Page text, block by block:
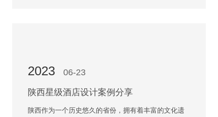
2023 06-23
陕西星级酒店设计案例分享
陕西作为一个历史悠久的省份，拥有着丰富的文化遗